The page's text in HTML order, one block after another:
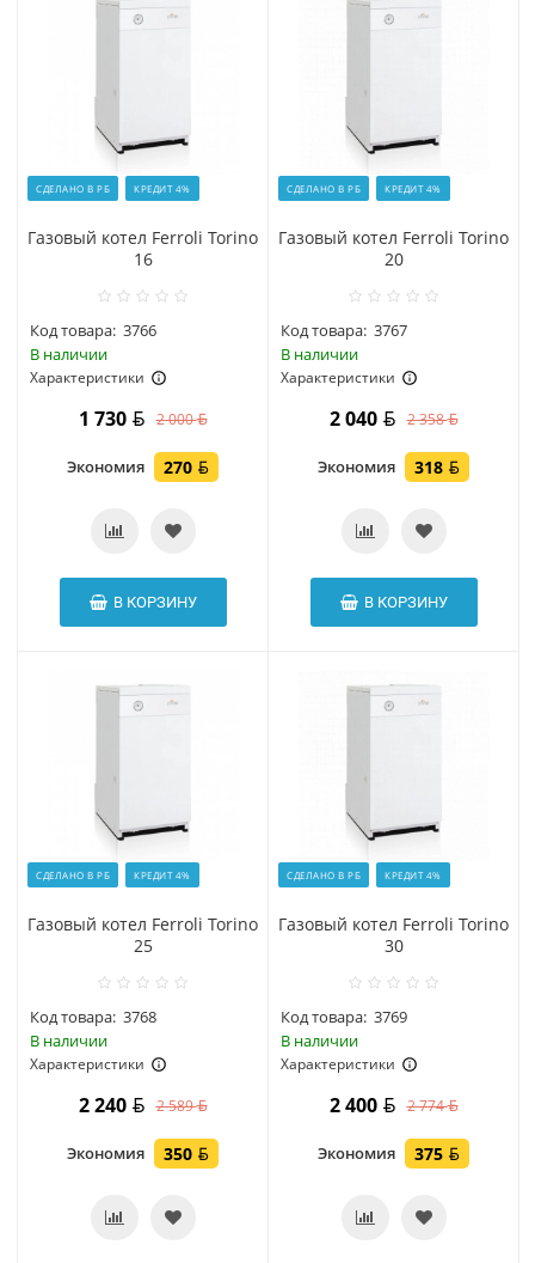
СДЕЛАНО В РБ КРЕДИТ 4%
Газовый котел Ferroli Torino
16
Код товара: 3766
В наличии
Характеристики
1 730 2 000
Экономия 270
В КОРЗИНУ
СДЕЛАНО В РБ КРЕДИТ 4%
Газовый котел Ferroli Torino
20
Код товара: 3767
В наличии
Характеристики
2 040 2 358
Экономия 318
В КОРЗИНУ
СДЕЛАНО В РБ КРЕДИТ 4%
Газовый котел Ferroli Torino
25
Код товара: 3768
В наличии
Характеристики
2 240 2 589
Экономия 350
СДЕЛАНО В РБ КРЕДИТ 4%
Газовый котел Ferroli Torino
30
Код товара: 3769
В наличии
Характеристики
2 400 2 774
Экономия 375